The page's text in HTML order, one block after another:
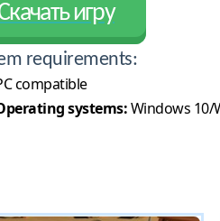
игру
requirements:
compatible
systems:Windows 10/